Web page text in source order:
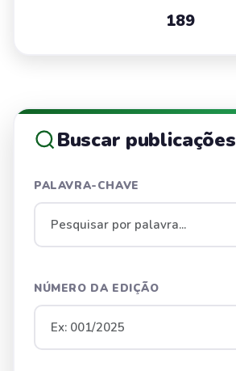
189
Buscar publicações
PALAVRA-CHAVE
NÚMERO DA EDIÇÃO